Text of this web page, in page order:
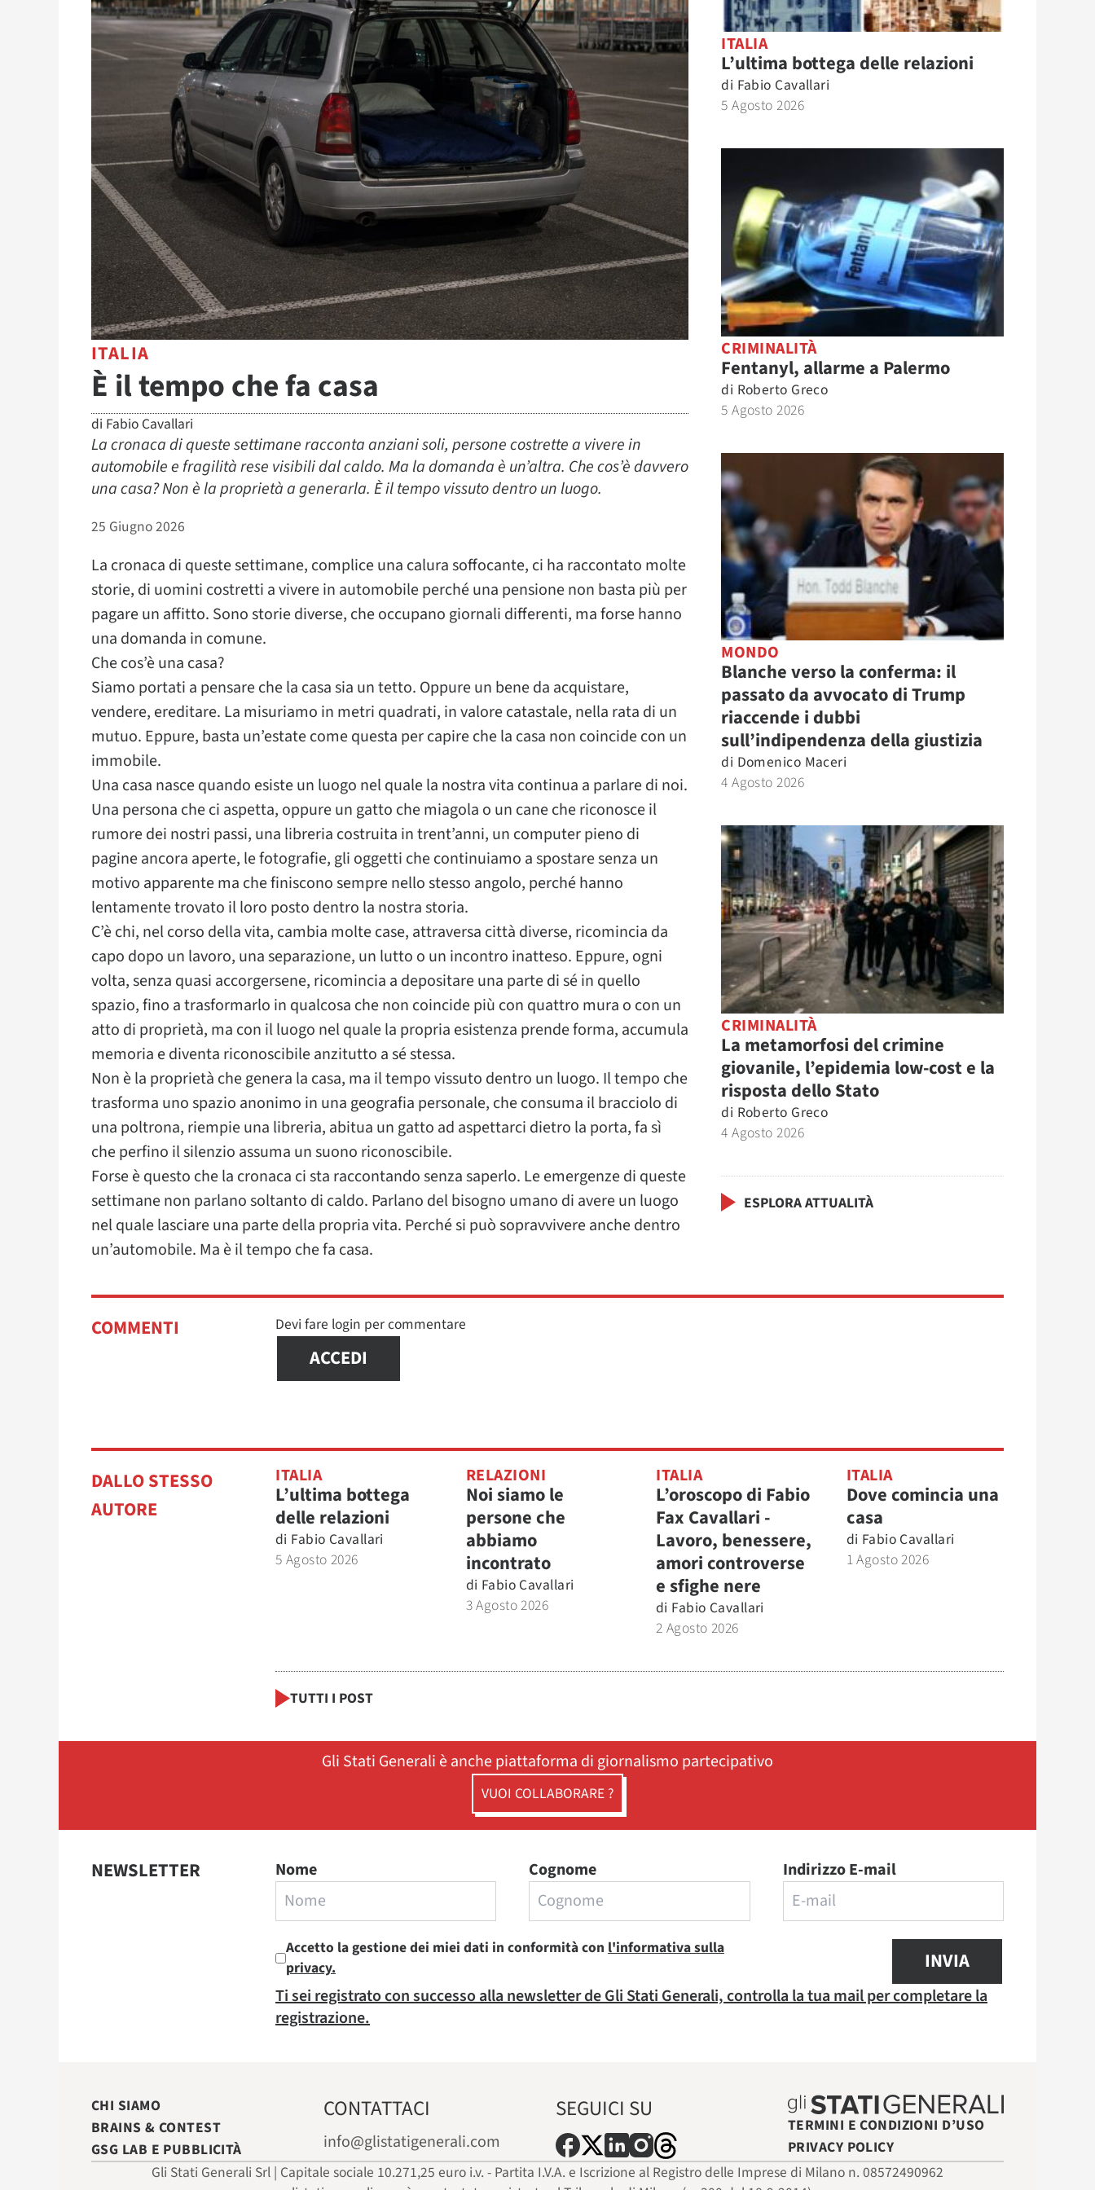
ITALIA
È il tempo che fa casa
di Fabio Cavallari
La cronaca di queste settimane racconta anziani soli, persone costrette a vivere in
automobile e fragilità rese visibili dal caldo. Ma la domanda è un’altra. Che cos’è davvero
una casa? Non è la proprietà a generarla. È il tempo vissuto dentro un luogo.
25 Giugno 2026
La cronaca di queste settimane, complice una calura soffocante, ci ha raccontato molte
storie, di uomini costretti a vivere in automobile perché una pensione non basta più per
pagare un affitto. Sono storie diverse, che occupano giornali differenti, ma forse hanno
una domanda in comune.
Che cos’è una casa?
Siamo portati a pensare che la casa sia un tetto. Oppure un bene da acquistare,
vendere, ereditare. La misuriamo in metri quadrati, in valore catastale, nella rata di un
mutuo. Eppure, basta un’estate come questa per capire che la casa non coincide con un
immobile.
Una casa nasce quando esiste un luogo nel quale la nostra vita continua a parlare di noi.
Una persona che ci aspetta, oppure un gatto che miagola o un cane che riconosce il
rumore dei nostri passi, una libreria costruita in trent’anni, un computer pieno di
pagine ancora aperte, le fotografie, gli oggetti che continuiamo a spostare senza un
motivo apparente ma che finiscono sempre nello stesso angolo, perché hanno
lentamente trovato il loro posto dentro la nostra storia.
C’è chi, nel corso della vita, cambia molte case, attraversa città diverse, ricomincia da
capo dopo un lavoro, una separazione, un lutto o un incontro inatteso. Eppure, ogni
volta, senza quasi accorgersene, ricomincia a depositare una parte di sé in quello
spazio, fino a trasformarlo in qualcosa che non coincide più con quattro mura o con un
atto di proprietà, ma con il luogo nel quale la propria esistenza prende forma, accumula
memoria e diventa riconoscibile anzitutto a sé stessa.
Non è la proprietà che genera la casa, ma il tempo vissuto dentro un luogo. Il tempo che
trasforma uno spazio anonimo in una geografia personale, che consuma il bracciolo di
una poltrona, riempie una libreria, abitua un gatto ad aspettarci dietro la porta, fa sì
che perfino il silenzio assuma un suono riconoscibile.
Forse è questo che la cronaca ci sta raccontando senza saperlo. Le emergenze di queste
settimane non parlano soltanto di caldo. Parlano del bisogno umano di avere un luogo
nel quale lasciare una parte della propria vita. Perché si può sopravvivere anche dentro
un’automobile. Ma è il tempo che fa casa.
ITALIA
L’ultima bottega delle relazioni
di Fabio Cavallari
5 Agosto 2026
CRIMINALITÀ
Fentanyl, allarme a Palermo
di Roberto Greco
5 Agosto 2026
MONDO
Blanche verso la conferma: il
passato da avvocato di Trump
riaccende i dubbi
sull’indipendenza della giustizia
di Domenico Maceri
4 Agosto 2026
CRIMINALITÀ
La metamorfosi del crimine
giovanile, l’epidemia low-cost e la
risposta dello Stato
di Roberto Greco
4 Agosto 2026
ESPLORA ATTUALITÀ
COMMENTI Devi fare login per commentare
ACCEDI
DALLO STESSO
AUTORE
ITALIA
L’ultima bottega
delle relazioni
di Fabio Cavallari
5 Agosto 2026
RELAZIONI
Noi siamo le
persone che
abbiamo
incontrato
di Fabio Cavallari
3 Agosto 2026
ITALIA
L’oroscopo di Fabio
Fax Cavallari -
Lavoro, benessere,
amori controverse
e sfighe nere
di Fabio Cavallari
2 Agosto 2026
ITALIA
Dove comincia una
casa
di Fabio Cavallari
1 Agosto 2026
TUTTI I POST
Gli Stati Generali è anche piattaforma di giornalismo partecipativo
VUOI COLLABORARE ?
NEWSLETTER Nome Cognome Indirizzo E-mail
Accetto la gestione dei miei dati in conformità con l'informativa sulla
privacy.
INVIA
Ti sei registrato con successo alla newsletter de Gli Stati Generali, controlla la tua mail per completare la
registrazione.
CHI SIAMO
BRAINS & CONTEST
GSG LAB E PUBBLICITÀ
CONTATTACI
info@glistatigenerali.com
SEGUICI SU
TERMINI E CONDIZIONI D’USO
PRIVACY POLICY
Gli Stati Generali Srl | Capitale sociale 10.271,25 euro i.v. - Partita I.V.A. e Iscrizione al Registro delle Imprese di Milano n. 08572490962